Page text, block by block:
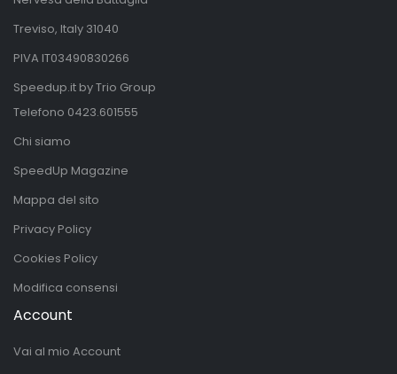
Treviso, Italy 31040
PIVA IT03490830266
Speedup.it by Trio Group
Telefono 0423.601555
Chi siamo
SpeedUp Magazine
Mappa del sito
Privacy Policy
Cookies Policy
Modifica consensi
Account
Vai al mio Account